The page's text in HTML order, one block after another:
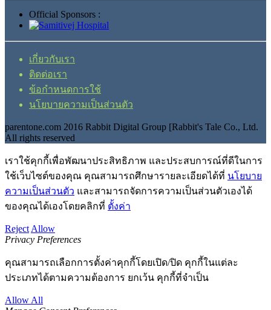
Official Sponsors :
เกี่ยวกับเรา
ติดต่อเรา
ข้อกำหนดการใช้
นโยบายความเป็นส่วนตัว
parentone.com 2016 Rabbit Digital Group [Rabbit's Tale Co., Ltd.
All rights reserved
เราใช้คุกกี้เพื่อพัฒนาประสิทธิภาพ และประสบการณ์ที่ดีในการ
ใช้เว็บไซต์ของคุณ คุณสามารถศึกษารายละเอียดได้ที่ นโยบาย
ความเป็นส่วนตัว และสามารถจัดการความเป็นส่วนตัวเองได้
ของคุณได้เองโดยคลิกที่ ตั้งค่า
Reject Allow
Privacy Preferences
คุณสามารถเลือกการตั้งค่าคุกกี้โดยเปิด/ปิด คุกกี้ในแต่ละ
ประเภทได้ตามความต้องการ ยกเว้น คุกกี้ที่จำเป็น
Allow All